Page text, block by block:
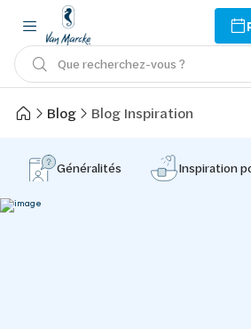
Que recherchez-vous ?
Blog Blog Inspiration
Généralités Inspiration